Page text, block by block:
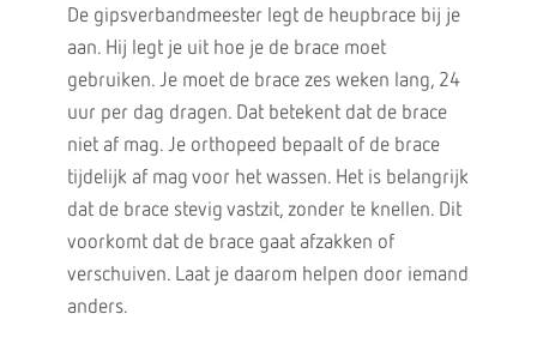
De gipsverbandmeester legt de heupbrace bij je
aan. Hij legt je uit hoe je de brace moet
gebruiken. Je moet de brace zes weken lang, 24
uur per dag dragen. Dat betekent dat de brace
niet af mag. Je orthopeed bepaalt of de brace
tijdelijk af mag voor het wassen. Het is belangrijk
dat de brace stevig vastzit, zonder te knellen. Dit
voorkomt dat de brace gaat afzakken of
verschuiven. Laat je daarom helpen door iemand
anders.